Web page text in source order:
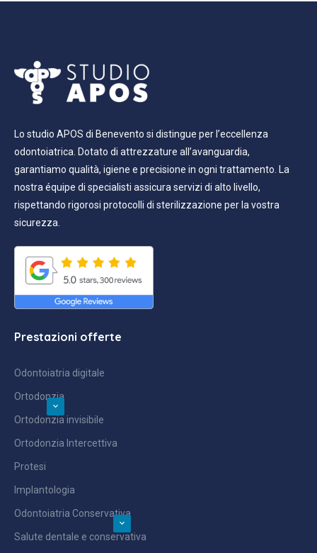
Lo studio APOS di Benevento si distingue per l’eccellenza
odontoiatrica. Dotato di attrezzature all’avanguardia,
garantiamo qualità, igiene e precisione in ogni trattamento. La
nostra équipe di specialisti assicura servizi di alto livello,
rispettando rigorosi protocolli di sterilizzazione per la vostra
sicurezza.
Prestazioni offerte
Odontoiatria digitale
Ortodonzia
Ortodonzia invisibile
Ortodonzia Intercettiva
Protesi
Implantologia
Odontoiatria Conservativa
Salute dentale e conservativa